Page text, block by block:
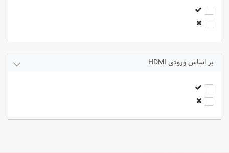
3300 انسی لومنز
3600 انسی لومنز
4000 انسی لومنز
4500 انسی لومنز
5000 انسی لومنز
5500 انسی لومنز
6000 انسی لومنز
ورودی HDMI